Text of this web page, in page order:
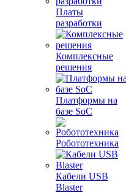
Платы
разработки
Комплексные
решения
Платформы на
базе SoC
Робототехника
Кабели USB
Blaster